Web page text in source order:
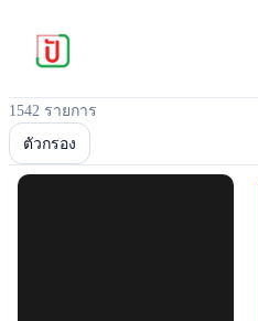
1542 รายการ
ตัวกรอง